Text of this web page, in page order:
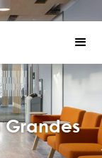
Grandes